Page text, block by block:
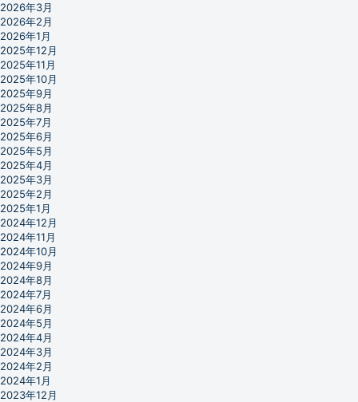
2026年3月
2026年2月
2026年1月
2025年12月
2025年11月
2025年10月
2025年9月
2025年8月
2025年7月
2025年6月
2025年5月
2025年4月
2025年3月
2025年2月
2025年1月
2024年12月
2024年11月
2024年10月
2024年9月
2024年8月
2024年7月
2024年6月
2024年5月
2024年4月
2024年3月
2024年2月
2024年1月
2023年12月